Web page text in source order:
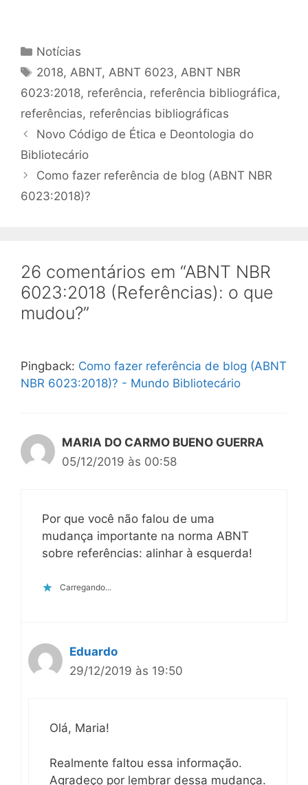
Categorias
Notícias
Tags
2018, ABNT, ABNT 6023, ABNT NBR
6023:2018, referência, referência bibliográfica,
referências, referências bibliográficas
Novo Código de Ética e Deontologia do
Bibliotecário
Como fazer referência de blog (ABNT NBR
6023:2018)?
26 comentários em “ABNT NBR
6023:2018 (Referências): o que
mudou?”
Pingback: Como fazer referência de blog (ABNT
NBR 6023:2018)? - Mundo Bibliotecário
MARIA DO CARMO BUENO GUERRA
05/12/2019 às 00:58
Por que você não falou de uma
mudança importante na norma ABNT
sobre referências: alinhar à esquerda!
Carregando...
Eduardo
29/12/2019 às 19:50
Olá, Maria!
Realmente faltou essa informação.
Agradeço por lembrar dessa mudança.